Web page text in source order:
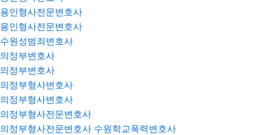
용인형사전문변호사
용인형사전문변호사
수원성범죄변호사
의정부변호사
의정부변호사
의정부형사변호사
의정부형사변호사
의정부형사전문변호사
의정부형사전문변호사 수원학교폭력변호사